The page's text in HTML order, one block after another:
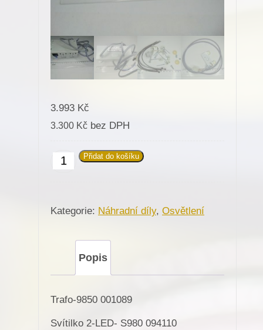
3.993 Kč
3.300 Kč bez DPH
222013
diodové
se
zdrojem-
Přidat do košíku
Kategorie: Náhradní díly, Osvětlení
Popis
Trafo-9850 001089
Svítilko 2-LED- S980 094110